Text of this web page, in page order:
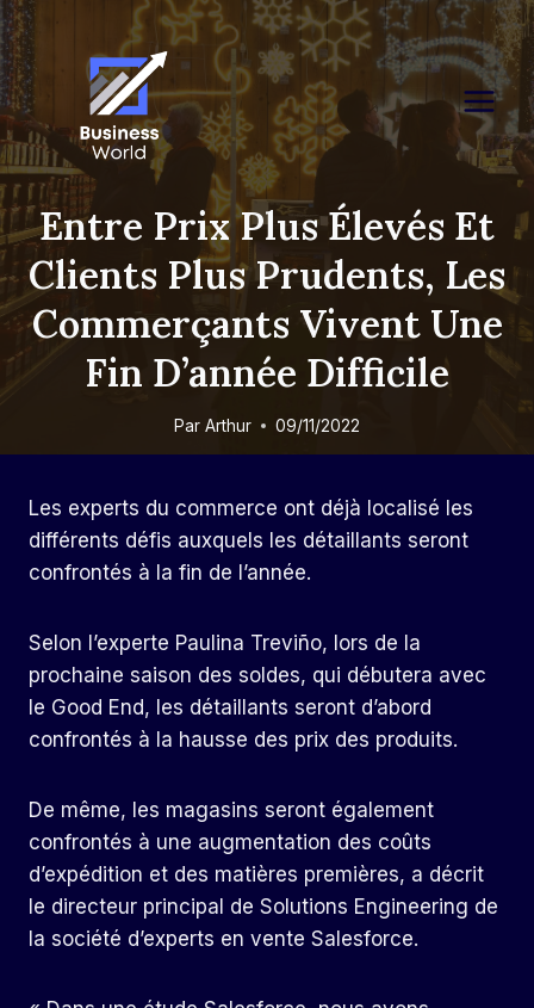
Skip
to
content
Entre Prix Plus Élevés Et
Clients Plus Prudents, Les
Commerçants Vivent Une
Fin D’année Difficile
Par Arthur 09/11/2022
Les experts du commerce ont déjà localisé les
différents défis auxquels les détaillants seront
confrontés à la fin de l’année.
Selon l’experte Paulina Treviño, lors de la
prochaine saison des soldes, qui débutera avec
le Good End, les détaillants seront d’abord
confrontés à la hausse des prix des produits.
De même, les magasins seront également
confrontés à une augmentation des coûts
d’expédition et des matières premières, a décrit
le directeur principal de Solutions Engineering de
la société d’experts en vente Salesforce.